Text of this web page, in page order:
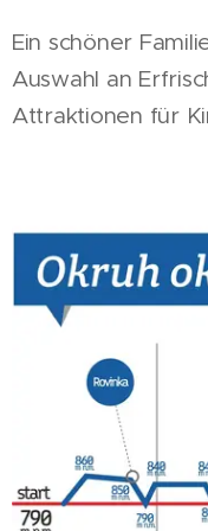
Ein schöner
Auswahl an
Attraktionen für